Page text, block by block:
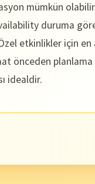
mümkün
duruma
etkinlikler için en
önceden planlama
idealdir.